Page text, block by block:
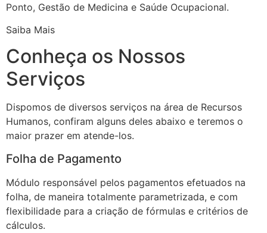
Ponto, Gestão de Medicina e Saúde Ocupacional.
Saiba Mais
Conheça os Nossos
Serviços
Dispomos de diversos serviços na área de Recursos
Humanos, confiram alguns deles abaixo e teremos o
maior prazer em atende-los.
Folha de Pagamento
Módulo responsável pelos pagamentos efetuados na
folha, de maneira totalmente parametrizada, e com
flexibilidade para a criação de fórmulas e critérios de
cálculos.